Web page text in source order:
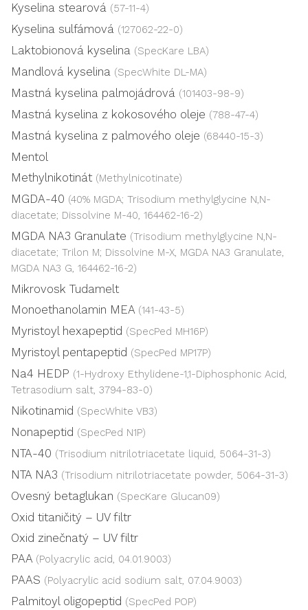
Kyselina stearová (57-11-4)
Kyselina sulfámová (127062-22-0)
Laktobionová kyselina (SpecKare LBA)
Mandlová kyselina (SpecWhite DL-MA)
Mastná kyselina palmojádrová (101403-98-9)
Mastná kyselina z kokosového oleje (788-47-4)
Mastná kyselina z palmového oleje (68440-15-3)
Mentol
Methylnikotinát (Methylnicotinate)
MGDA-40 (40% MGDA; Trisodium methylglycine N,N-
diacetate; Dissolvine M-40, 164462-16-2)
MGDA NA3 Granulate (Trisodium methylglycine N,N-
diacetate; Trilon M; Dissolvine M-X, MGDA NA3 Granulate,
MGDA NA3 G, 164462-16-2)
Mikrovosk Tudamelt
Monoethanolamin MEA (141-43-5)
Myristoyl hexapeptid (SpecPed MH16P)
Myristoyl pentapeptid (SpecPed MP17P)
Na4 HEDP (1-Hydroxy Ethylidene-1,1-Diphosphonic Acid,
Tetrasodium salt, 3794-83-0)
Nikotinamid (SpecWhite VB3)
Nonapeptid (SpecPed N1P)
NTA-40 (Trisodium nitrilotriacetate liquid, 5064-31-3)
NTA NA3 (Trisodium nitrilotriacetate powder, 5064-31-3)
Ovesný betaglukan (SpecKare Glucan09)
Oxid titaničitý – UV filtr
Oxid zinečnatý – UV filtr
PAA (Polyacrylic acid, 04.01.9003)
PAAS (Polyacrylic acid sodium salt, 07.04.9003)
Palmitoyl oligopeptid (SpecPed POP)